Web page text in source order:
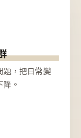
題，把日常變
。